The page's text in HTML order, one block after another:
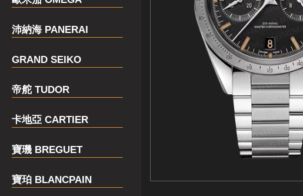
沛納海 PANERAI
GRAND SEIKO
帝舵 TUDOR
卡地亞 CARTIER
寶璣 BREGUET
寶珀 BLANCPAIN